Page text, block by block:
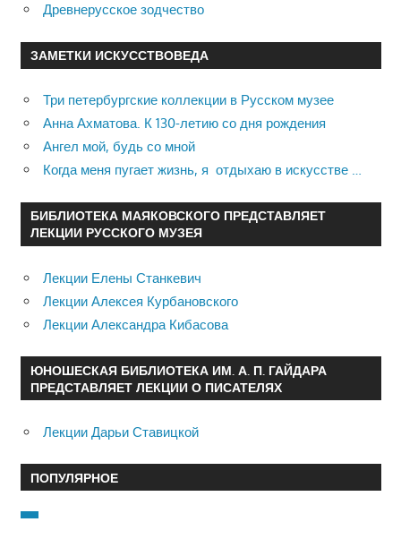
Древнерусское зодчество
ЗАМЕТКИ ИСКУССТВОВЕДА
Три петербургские коллекции в Русском музее
Анна Ахматова. К 130-летию со дня рождения
Ангел мой, будь со мной
Когда меня пугает жизнь, я отдыхаю в искусстве …
БИБЛИОТЕКА МАЯКОВСКОГО ПРЕДСТАВЛЯЕТ
ЛЕКЦИИ РУССКОГО МУЗЕЯ
Лекции Елены Станкевич
Лекции Алексея Курбановского
Лекции Александра Кибасова
ЮНОШЕСКАЯ БИБЛИОТЕКА ИМ. А. П. ГАЙДАРА
ПРЕДСТАВЛЯЕТ ЛЕКЦИИ О ПИСАТЕЛЯХ
Лекции Дарьи Ставицкой
ПОПУЛЯРНОЕ